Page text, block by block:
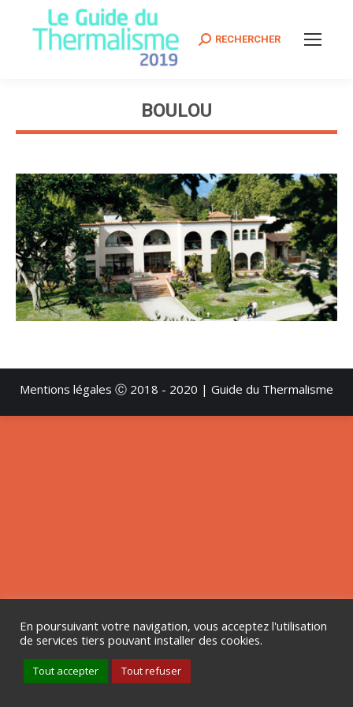
Search:
RECHERCHER
BOULOU
Vous êtes ici :
Mentions légales Ⓒ 2018 - 2020 | Guide du Thermalisme
En poursuivant votre navigation, vous acceptez l'utilisation
de services tiers pouvant installer des cookies.
Tout accepter Tout refuser